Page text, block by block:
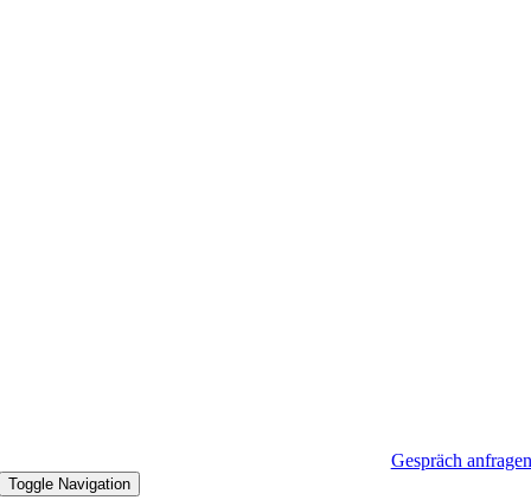
Gespräch anfragen
Toggle Navigation